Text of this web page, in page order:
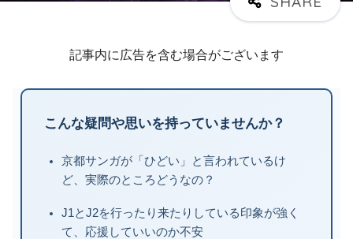
記事内に広告を含む場合がございます
こんな疑問や思いを持っていませんか？
京都サンガが「ひどい」と言われているけ
ど、実際のところどうなの？
J1とJ2を行ったり来たりしている印象が強く
て、応援していいのか不安